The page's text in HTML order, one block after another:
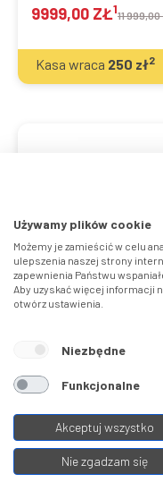
9999,00 ZŁ111
Kasa wraca 250 zł2
THUNDERBIRD FR EVO
Freeride 27.5 FS
Dartmoor
9999,00 ZŁ1
Używamy plików cookie
Możemy je zamieścić w celu
ulepszenia naszej strony
zapewnienia Państwu
Aby uzyskać więcej informacji
otwórz ustawienia.
Niezbędne
Funkcjonalne
Akceptuj wszystko
Nie zgadzam się